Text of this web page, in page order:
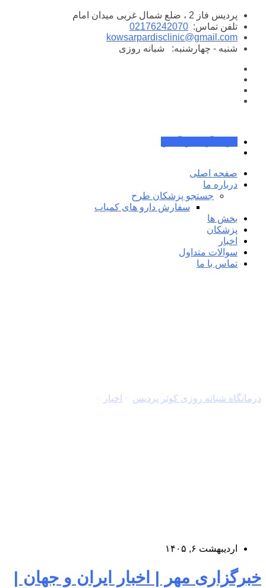
پرش
محتوا
پردیس فاز 2 ، ضلع شمال غربی میدان امام
تلفن تماس: 02176242070
kowsarpardisclinic@gmail.com
شنبه - چهارشنبه:
شبانه روزی
صفحه اصلی
درباره ما
جستجو پزشکان طرح
سفارش دارو های کمیاب
بخش ها
پزشکان
اخبار
سوالات متداول
تماس با ما
درمانگاه شبانه روزی کوثر پردیس اخبار
اردیبهشت ۶, ۱۴۰۵
خبرگزاری مهر | اخبار ایران و جهان |